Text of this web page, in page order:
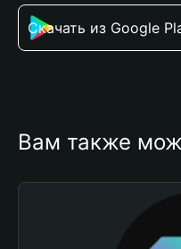
Скачать из Google
Вам также